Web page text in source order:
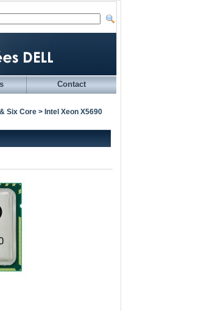
Contact
Six Core > Intel Xeon X5690